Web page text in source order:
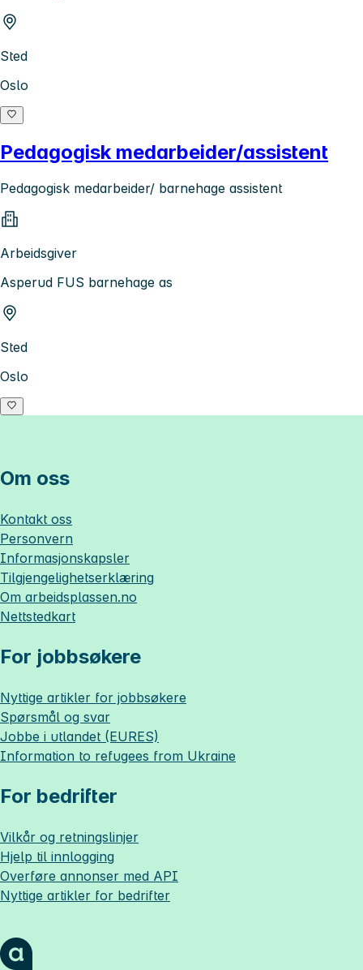
Sted
Oslo
Pedagogisk medarbeider/assistent
Pedagogisk medarbeider/ barnehage assistent
Arbeidsgiver
Asperud FUS barnehage as
Sted
Oslo
Om oss
Kontakt oss
Personvern
Informasjonskapsler
Tilgjengelighetserklæring
Om arbeidsplassen.no
Nettstedkart
For jobbsøkere
Nyttige artikler for jobbsøkere
Spørsmål og svar
Jobbe i utlandet (EURES)
Information to refugees from Ukraine
For bedrifter
Vilkår og retningslinjer
Hjelp til innlogging
Overføre annonser med API
Nyttige artikler for bedrifter